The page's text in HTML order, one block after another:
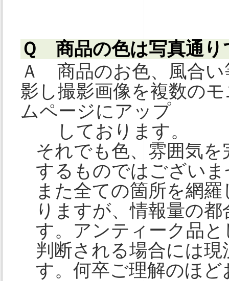
Ｑ 商品の色は写真通り
Ａ 商品のお色、風合い
影し撮影画像を複数の
ムページにアップ
しております。
それでも色、雰囲気
するものではござい
また全ての箇所を網
りますが、情報量の
す。アンティーク品
判断される場合には
す。何卒ご理解のほ